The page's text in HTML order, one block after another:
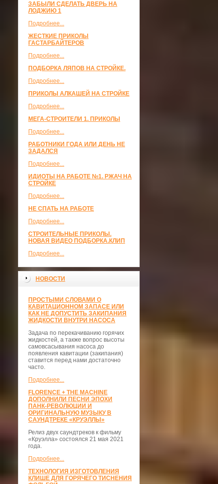
ЗАБЫЛИ СДЕЛАТЬ ДВЕРЬ НА
ЛОДЖИЮ 1
Подробнее...
ЖЕСТКИЕ ПРИКОЛЫ
ГАСТАРБАЙТЕРОВ
Подробнее...
ПОДБОРКА ЛЯПОВ НА СТРОЙКЕ.
Подробнее...
ПРИКОЛЫ АЛКАШЕЙ НА СТРОЙКЕ
Подробнее...
МЕГА-СТРОИТЕЛИ 1. ПРИКОЛЫ
Подробнее...
РАБОТНИКИ ГОДА ИЛИ ДЕНЬ НЕ
ЗАДАЛСЯ
Подробнее...
ИДИОТЫ НА РАБОТЕ №1. РЖАЧ НА
СТРОЙКЕ
Подробнее...
НЕ СПАТЬ НА РАБОТЕ
Подробнее...
СТРОИТЕЛЬНЫЕ ПРИКОЛЫ.
НОВАЯ ВИДЕО ПОДБОРКА.КЛИП
Подробнее...
НОВОСТИ
ПРОСТЫМИ СЛОВАМИ О
КАВИТАЦИОННОМ ЗАПАСЕ ИЛИ
КАК НЕ ДОПУСТИТЬ ЗАКИПАНИЯ
ЖИДКОСТИ ВНУТРИ НАСОСА
Задача по перекачиванию горячих
жидкостей, а также вопрос высоты
самовсасывания насоса до
появления кавитации (закипания)
ставится перед нами достаточно
часто.
Подробнее...
FLORENCE + THE MACHINE
ДОПОЛНИЛИ ПЕСНИ ЭПОХИ
ПАНК-РЕВОЛЮЦИИ И
ОРИГИНАЛЬНУЮ МУЗЫКУ В
САУНДТРЕКЕ «КРУЭЛЛЫ»
Релиз двух саундтреков к фильму
«Круэлла» состоялся 21 мая 2021
года.
Подробнее...
ТЕХНОЛОГИЯ ИЗГОТОВЛЕНИЯ
КЛИШЕ ДЛЯ ГОРЯЧЕГО ТИСНЕНИЯ